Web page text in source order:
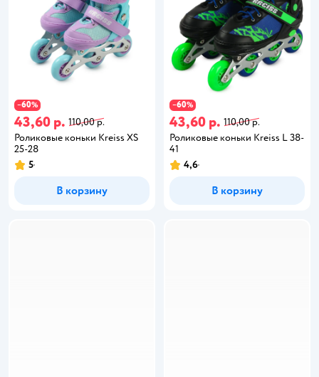
−60%
43,60 р. 110,00 р.
Роликовые коньки Kreiss XS
25-28
5
В корзину
−60%
43,60 р. 110,00 р.
Роликовые коньки Kreiss L 38-
41
4,6
В корзину